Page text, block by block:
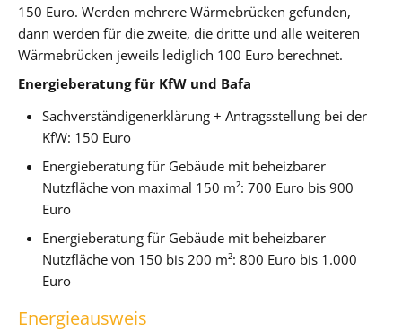
150 Euro. Werden mehrere Wärmebrücken gefunden,
dann werden für die zweite, die dritte und alle weiteren
Wärmebrücken jeweils lediglich 100 Euro berechnet.
Energieberatung für KfW und Bafa
Sachverständigenerklärung + Antragsstellung bei der
KfW: 150 Euro
Energieberatung für Gebäude mit beheizbarer
Nutzfläche von maximal 150 m²: 700 Euro bis 900
Euro
Energieberatung für Gebäude mit beheizbarer
Nutzfläche von 150 bis 200 m²: 800 Euro bis 1.000
Euro
Energieausweis